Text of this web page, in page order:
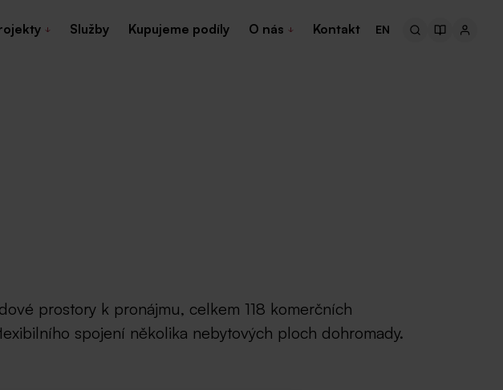
Služby Kupujeme podíly O nás Kontakt EN
prostory k pronájmu, celkem 118 komerčních
spojení několika nebytových ploch dohromady.